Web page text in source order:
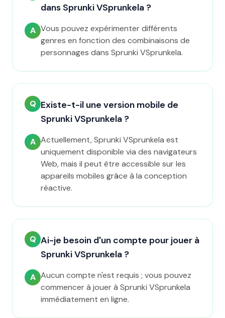
dans Sprunki VSprunkela ?
A Vous pouvez expérimenter différents
genres en fonction des combinaisons de
personnages dans Sprunki VSprunkela.
Q Existe-t-il une version mobile de
Sprunki VSprunkela ?
A Actuellement, Sprunki VSprunkela est
uniquement disponible via des navigateurs
Web, mais il peut être accessible sur les
appareils mobiles grâce à la conception
réactive.
Q Ai-je besoin d'un compte pour jouer à
Sprunki VSprunkela ?
A Aucun compte n'est requis ; vous pouvez
commencer à jouer à Sprunki VSprunkela
immédiatement en ligne.